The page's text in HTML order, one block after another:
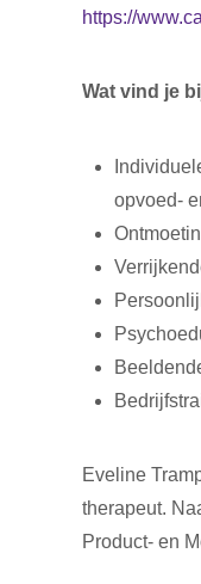
https://
Wat vind je
opvoed-
Eveline
therapeut.
Product- en